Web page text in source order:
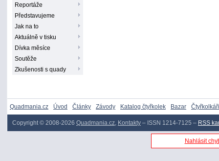
Reportáže
Představujeme
Jak na to
Aktuálně v tisku
Dívka měsíce
Soutěže
Zkušenosti s quady
Quadmania.cz Úvod Články Závody Katalog čtyřkolek Bazar Čtyřkolkáři
Copyright © 2008-2026 Quadmania.cz, Kontakty – ISSN 1214-7125 – RSS
Nahlásit